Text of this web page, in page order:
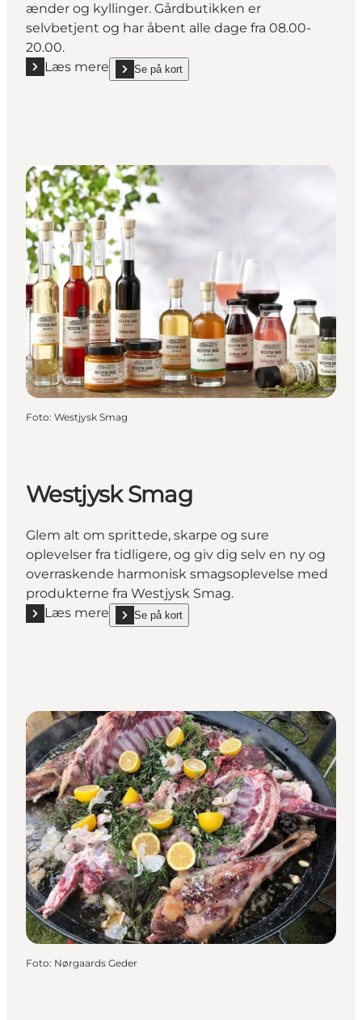
ænder og kyllinger. Gårdbutikken er
selvbetjent og har åbent alle dage fra 08.00-
20.00.
Læs mere
Læs mere "Varde Ådal Lam"
Se på kort
show Varde Ådal Lam on_map
Foto: Westjysk Smag
Westjysk Smag
Glem alt om sprittede, skarpe og sure
oplevelser fra tidligere, og giv dig selv en ny og
overraskende harmonisk smagsoplevelse med
produkterne fra Westjysk Smag.
Læs mere
Læs mere "Westjysk Smag"
Se på kort
show Westjysk Smag on_map
Foto: Nørgaards Geder